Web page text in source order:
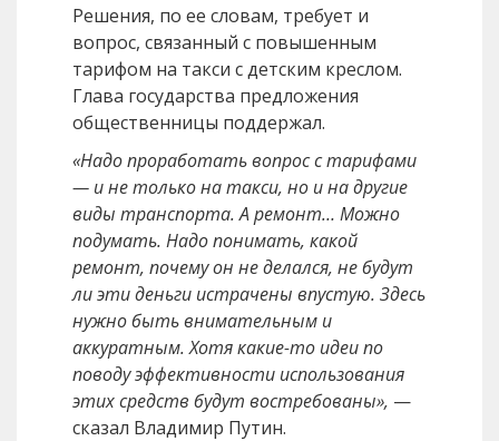
Решения, по ее словам, требует и
вопрос, связанный с повышенным
тарифом на такси с детским креслом.
Глава государства предложения
общественницы поддержал.
«Надо проработать вопрос с тарифами
— и не только на такси, но и на другие
виды транспорта. А ремонт… Можно
подумать. Надо понимать, какой
ремонт, почему он не делался, не будут
ли эти деньги истрачены впустую. Здесь
нужно быть внимательным и
аккуратным. Хотя какие-то идеи по
поводу эффективности использования
этих средств будут востребованы», —
сказал Владимир Путин.